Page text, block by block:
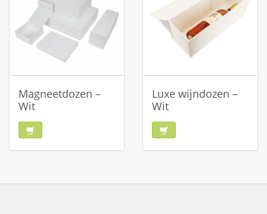
Magneetdozen –
Wit
Luxe wijndozen –
Wit